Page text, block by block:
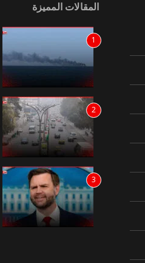
المقالات المميزة
1
2
3